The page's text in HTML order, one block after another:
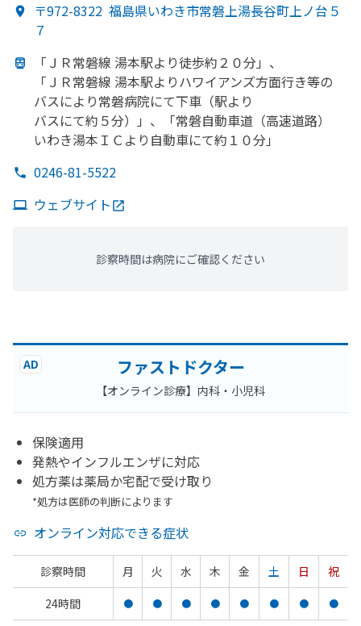
外科・​人工透析・​乳腺外科・​救急科
〒972-8322 福島県いわき市常磐上湯長谷町上ノ台５
７
「ＪＲ常磐線 湯本駅より徒歩約２０分」、
「ＪＲ常磐線 湯本駅よりハワイアンズ方面行き等の
バスにより常磐病院にて下車 （駅より
バスにて約５分）」、
「常磐自動車道 （高速道路）
いわき湯本ＩＣより 自動車にて約１０分」
0246-81-5522
ウェブサイト
診察時間は病院にご確認ください
AD ファストドクター
【オンライン診療】内科・小児科
保険適用
発熱やインフルエンザに対応
処方薬は薬局か宅配で受け取り
*処方は医師の判断によります
オンライン対応できる症状
診察時間 月 火 水 木 金 土 日
祝
24時間
● ● ● ● ● ● ● ●